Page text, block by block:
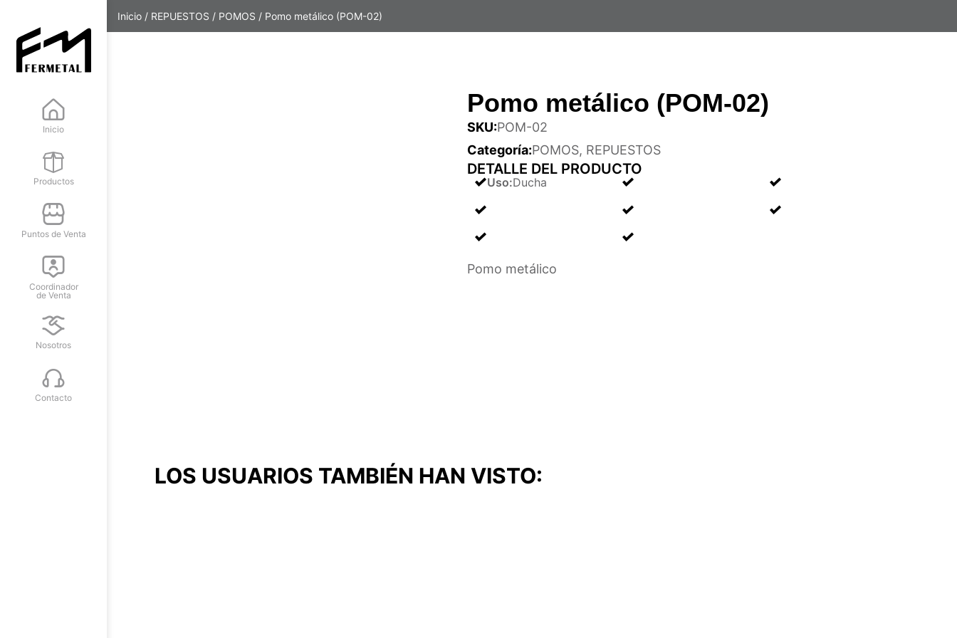
Inicio
Productos
Puntos de Venta
Coordinador
de Venta
Nosotros
Contacto
Inicio / REPUESTOS / POMOS / Pomo metálico (POM-02)
Pomo metálico (POM-02)
SKU:POM-02
Categoría:POMOS, REPUESTOS
DETALLE DEL PRODUCTO
Uso:Ducha
Pomo metálico
LOS USUARIOS TAMBIÉN HAN VISTO: